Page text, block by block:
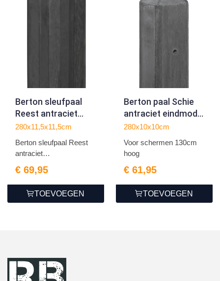
Berton sleufpaal
Reest antraciet
driewegsmodel 280
280x11,5x11,5cm
Berton sleufpaal Reest
antraciet
€ 69,95
TOEVOEGEN
Berton paal Schie
antraciet eindmodel
280
280x10x10cm
Voor schermen 130cm
hoog
€ 61,95
TOEVOEGEN